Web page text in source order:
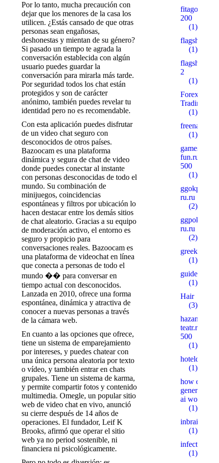
Por lo tanto, mucha precaución con
dejar que los menores de la casa los
utilicen. ¿Estás cansado de que otras
personas sean engañosas,
deshonestas y mientan de su género?
Si pasado un tiempo te agrada la
conversación establecida con algún
usuario puedes guardar la
conversación para mirarla más tarde.
Por seguridad todos los chat están
protegidos y son de carácter
anónimo, también puedes revelar tu
identidad pero no es recomendable.
Con esta aplicación puedes disfrutar
de un video chat seguro con
desconocidos de otros países.
Bazoocam es una plataforma
dinámica y segura de chat de video
donde puedes conectar al instante
con personas desconocidas de todo el
mundo. Su combinación de
minijuegos, coincidencias
espontáneas y filtros por ubicación lo
hacen destacar entre los demás sitios
de chat aleatorio. Gracias a su equipo
de moderación activo, el entorno es
seguro y propicio para
conversaciones reales. Bazoocam es
una plataforma de videochat en línea
que conecta a personas de todo el
mundo �� para conversar en
tiempo actual con desconocidos.
Lanzada en 2010, ofrece una forma
espontánea, dinámica y atractiva de
conocer a nuevas personas a través
de la cámara web.
En cuanto a las opciones que ofrece,
tiene un sistema de emparejamiento
por intereses, y puedes chatear con
una única persona aleatoria por texto
o vídeo, y también entrar en chats
grupales. Tiene un sistema de karma,
y permite compartir fotos y contenido
multimedia. Omegle, un popular sitio
web de video chat en vivo, anunció
su cierre después de 14 años de
operaciones. El fundador, Leif K
Brooks, afirmó que operar el sitio
web ya no period sostenible, ni
financiera ni psicológicamente.
fitago.ru
200
(1)
(1)
2
(1)
Forex
Trading
(1)
freenas.pl
(1)
games-
fun.ru
500
(1)
ggokpoker-
ru.ru
(2)
ggpoker-
ru.ru
(2)
(1)
guide
(1)
Hair
(3)
hazanov-
teatr.ru
500
(1)
(1)
how does
generative
ai work
(1)
inbrain.uz
(1)
infectex.ru
(1)